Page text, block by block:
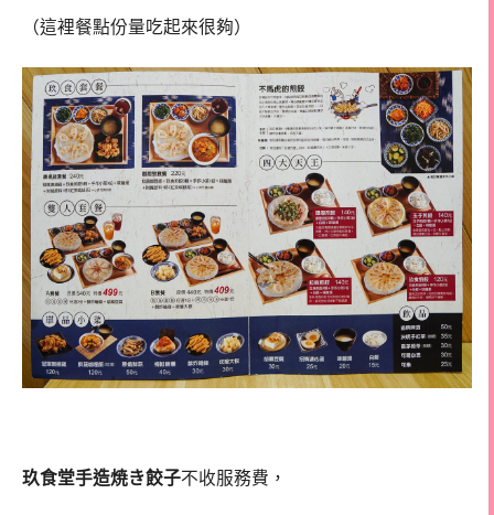
（這裡餐點份量吃起來很夠）
玖食堂手造焼き餃子不收服務費，